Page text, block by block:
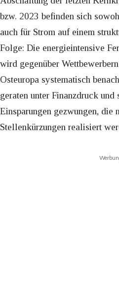
bzw. 2023 befinden sich
auch für Strom auf einem
Folge: Die energieintensive
wird gegenüber
Osteuropa systematisch
geraten unter Finanzdruck
Einsparungen gezwungen, die
Stellenkürzungen realisiert